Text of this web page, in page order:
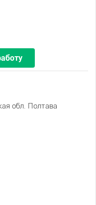
обл. Полтава